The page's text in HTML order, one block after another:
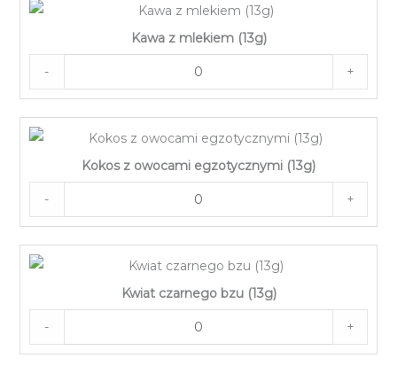
Kawa z mlekiem (13g)
- +
Kokos z owocami egzotycznymi (13g)
- +
Kwiat czarnego bzu (13g)
- +